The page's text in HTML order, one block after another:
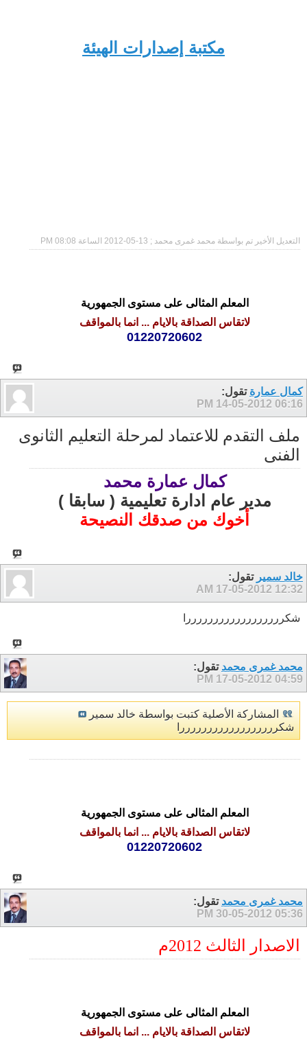
مكتبة إصدارات الهيئة
التعديل الأخير تم بواسطة محمد غمرى محمد ; 13-05-2012 الساعة 08:08 PM
المعلم المثالى على مستوى الجمهورية
لاتقاس الصداقة بالايام ... انما بالمواقف
01220720602
كمال عمارة تقول:
14-05-2012 06:16 PM
ملف التقدم للاعتماد لمرحلة التعليم الثانوى
الفنى
كمال عمارة محمد
مدير عام ادارة تعليمية ( سابقا )
أخوك من صدقك النصيحة
خالد سمير تقول:
17-05-2012 12:32 AM
شكررررررررررررررررررا
محمد غمرى محمد تقول:
17-05-2012 04:59 PM
المشاركة الأصلية كتبت بواسطة خالد سمير
شكررررررررررررررررررا
المعلم المثالى على مستوى الجمهورية
لاتقاس الصداقة بالايام ... انما بالمواقف
01220720602
محمد غمرى محمد تقول:
30-05-2012 05:36 PM
الاصدار الثالث 2012م
المعلم المثالى على مستوى الجمهورية
لاتقاس الصداقة بالايام ... انما بالمواقف